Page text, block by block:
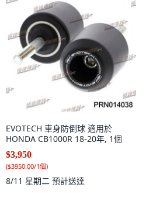
EVOTECH 車身防倒球 適用於
HONDA CB1000R 18-20年, 1個
$3,950
($3950.00/1個)
8/11 星期二 預計送達